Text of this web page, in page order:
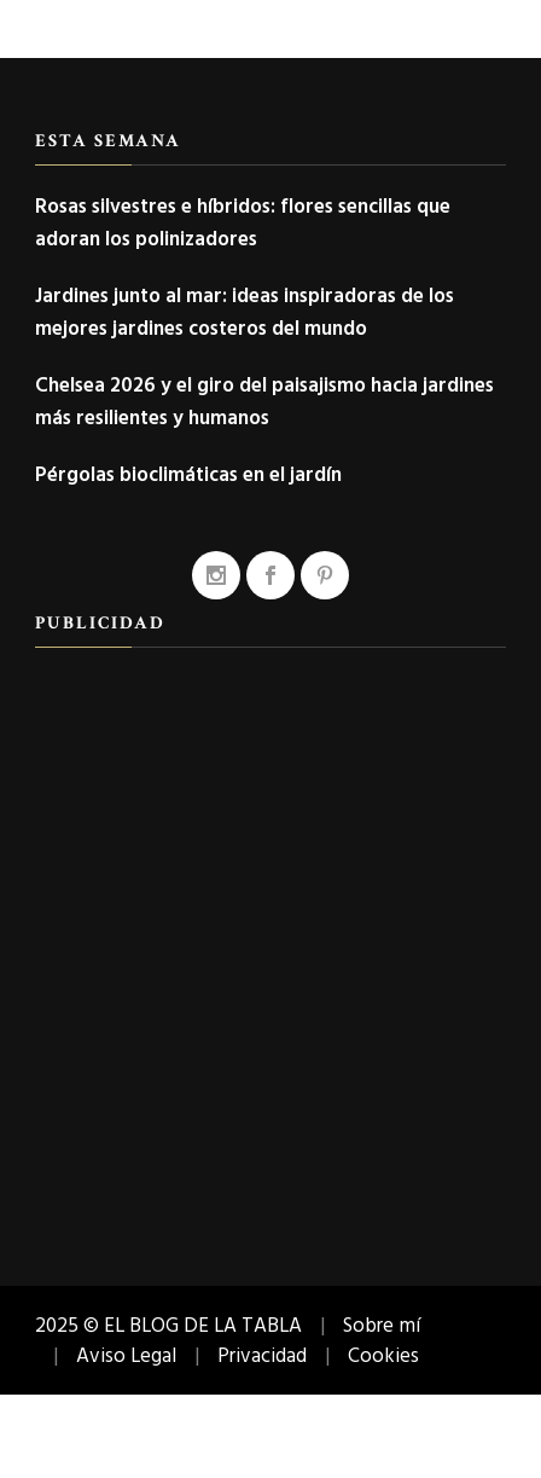
ESTA SEMANA
Rosas silvestres e híbridos: flores sencillas que
adoran los polinizadores
Jardines junto al mar: ideas inspiradoras de los
mejores jardines costeros del mundo
Chelsea 2026 y el giro del paisajismo hacia jardines
más resilientes y humanos
Pérgolas bioclimáticas en el jardín
PUBLICIDAD
2025 © EL BLOG DE LA TABLA
Sobre mí
Aviso Legal
Privacidad Cookies